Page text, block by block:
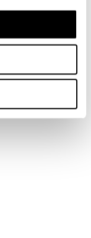
le modalità e le
nella
ai clienti: